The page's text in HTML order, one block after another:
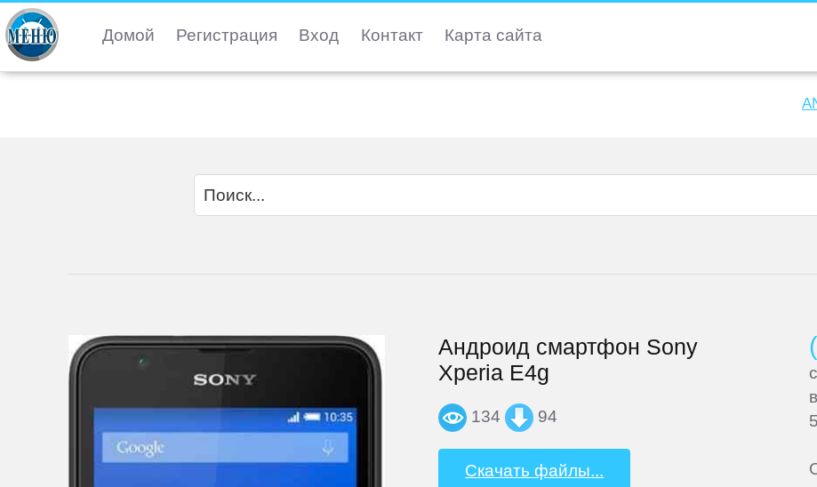
Домой Регистрация Вход Контакт Карта сайта
Андроид смартфон Sony
Xperia E4g
134 94
Скачать файлы...